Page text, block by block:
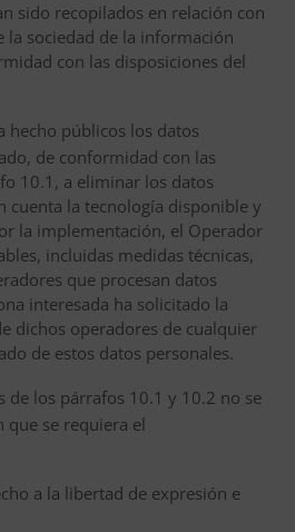
sido recopilados en relación con
la sociedad de la información
con las disposiciones del
hecho públicos los datos
de conformidad con las
10.1, a eliminar los datos
cuenta la tecnología disponible y
la implementación, el Operador
incluidas medidas técnicas,
que procesan datos
interesada ha solicitado la
dichos operadores de cualquier
de estos datos personales.
de los párrafos 10.1 y 10.2 no se
que se requiera el
a la libertad de expresión e